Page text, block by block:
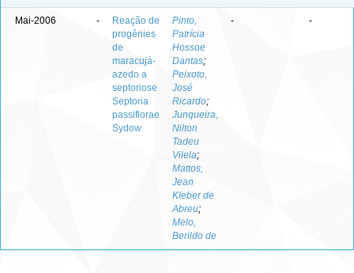
Mai-2006 -
Reação de
progênies
de
maracujá-
azedo a
septoriose
Septoria
passiflorae
Sydow
Pinto,
Patrícia
Hossoe
Dantas;
Peixoto,
José
Ricardo;
Junqueira,
Nilton
Tadeu
Vilela;
Mattos,
Jean
Kleber de
Abreu;
Melo,
Berildo de
- -